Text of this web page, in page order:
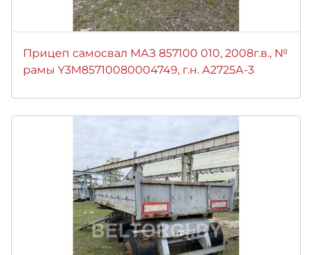
Прицеп самосвал МАЗ 857100 010, 2008г.в., №
рамы Y3M85710080004749, г.н. А2725А-3